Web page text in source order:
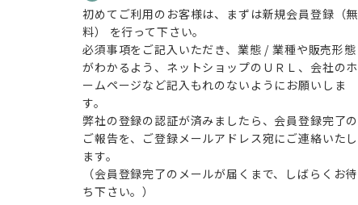
初めてご利用のお客様は、まずは新規会員登録（無
料） を行って下さい。
必須事項をご記入いただき、業態 / 業種や販売形態
がわかるよう、ネットショップのＵＲＬ、会社のホ
ームページなど記入もれのないようにお願いしま
す。
弊社の登録の認証が済みましたら、会員登録完了の
ご報告を、ご登録メールアドレス宛にご連絡いたし
ます。
（会員登録完了のメールが届くまで、しばらくお待
ち下さい。）